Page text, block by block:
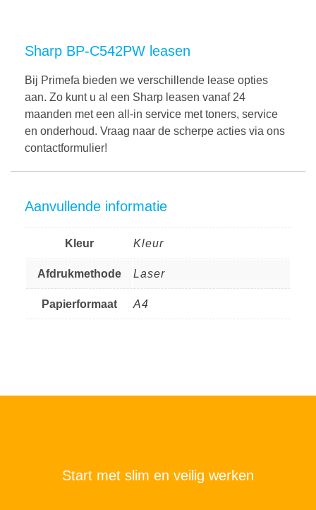
Sharp BP-C542PW leasen
Bij Primefa bieden we verschillende lease opties
aan. Zo kunt u al een Sharp leasen vanaf 24
maanden met een all-in service met toners, service
en onderhoud. Vraag naar de scherpe acties via ons
contactformulier!
Aanvullende informatie
Kleur Kleur
Afdrukmethode Laser
Papierformaat A4
Start met slim en veilig werken